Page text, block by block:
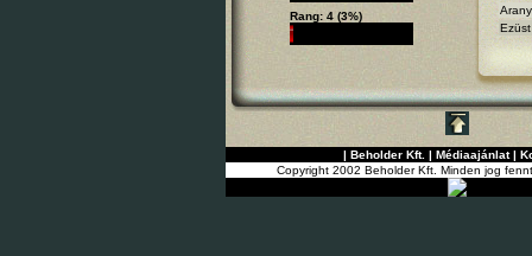
Rang: 4 (3%)
Arany
Ezüst
| Beholder Kft. | Médiaajánlat|
Copyright 2002 Beholder Kft. Minden jog